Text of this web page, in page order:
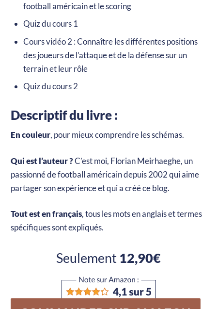
football américain et le scoring
Quiz du cours 1
Cours vidéo 2 : Connaître les différentes positions
des joueurs de l’attaque et de la défense sur un
terrain et leur rôle
Quiz du cours 2
Descriptif du livre :
En couleur, pour mieux comprendre les schémas.
Qui est l’auteur ?C’est moi, Florian Meirhaeghe, un
passionné de football américain depuis 2002 qui aime
partager son expérience et qui a créé ce blog.
Tout est en français, tous les mots en anglais et termes
spécifiques sont expliqués.
Seulement 12,90€